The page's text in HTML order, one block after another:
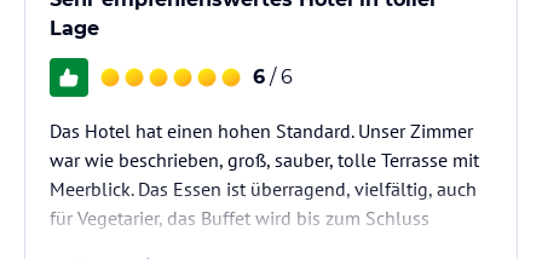
Lage
6 / 6
Das Hotel hat einen hohen Standard. Unser Zimmer
war wie beschrieben, groß, sauber, tolle Terrasse mit
Meerblick. Das Essen ist überragend, vielfältig, auch
für Vegetarier, das Buffet wird bis zum Schluss